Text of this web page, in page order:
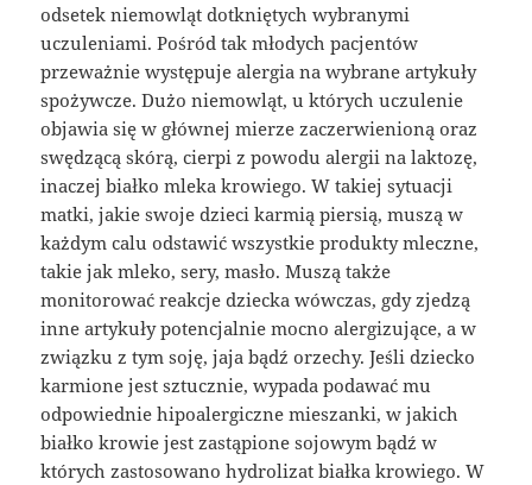
odsetek niemowląt dotkniętych wybranymi
uczuleniami. Pośród tak młodych pacjentów
przeważnie występuje alergia na wybrane artykuły
spożywcze. Dużo niemowląt, u których uczulenie
objawia się w głównej mierze zaczerwienioną oraz
swędzącą skórą, cierpi z powodu alergii na laktozę,
inaczej białko mleka krowiego. W takiej sytuacji
matki, jakie swoje dzieci karmią piersią, muszą w
każdym calu odstawić wszystkie produkty mleczne,
takie jak mleko, sery, masło. Muszą także
monitorować reakcje dziecka wówczas, gdy zjedzą
inne artykuły potencjalnie mocno alergizujące, a w
związku z tym soję, jaja bądź orzechy. Jeśli dziecko
karmione jest sztucznie, wypada podawać mu
odpowiednie hipoalergiczne mieszanki, w jakich
białko krowie jest zastąpione sojowym bądź w
których zastosowano hydrolizat białka krowiego. W